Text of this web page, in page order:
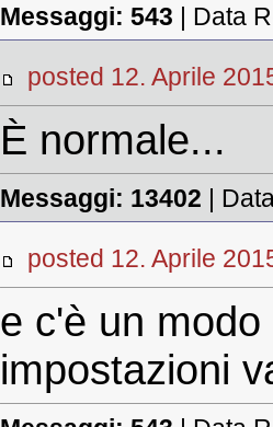
Messaggi: 543 | Data
posted 12. Aprile
È normale...
Messaggi: 13402 |
posted 12. Aprile
e c'è un
impostazioni